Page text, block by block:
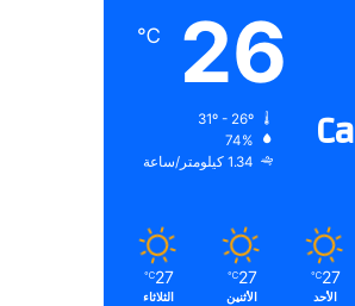
26
℃
74%
1.34 كيلومتر/ساعة
27
℃
الأحد
27
℃
الأثنين
27
℃
الثلاثاء